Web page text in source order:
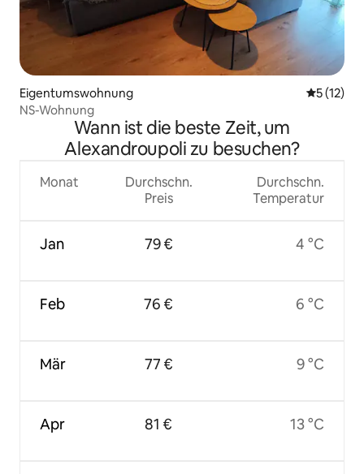
Eigentumswohnung
5 (12)
NS-Wohnung
Wann ist die beste Zeit, um
Alexandroupoli zu besuchen?
Monat
Jan
Feb
Mär
Apr
Durchschn.
Preis
79 €
76 €
77 €
81 €
Durchschn.
Temperatur
4 °C
6 °C
9 °C
13 °C